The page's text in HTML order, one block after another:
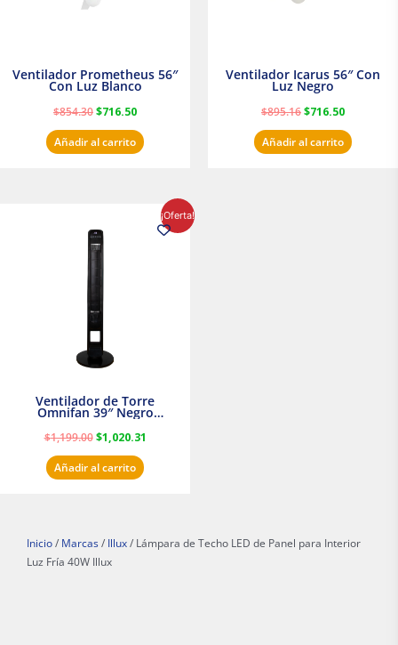
Ventilador Prometheus 56″
Con Luz Blanco
$854.30$716.50
Añadir al carrito
Ventilador Icarus 56″ Con
Luz Negro
$895.16$716.50
Añadir al carrito
¡Oferta!
Ventilador de Torre
Omnifan 39″ Negro
$1,199.00
original
era:
$1,020.31
precio
actual
Añadir al carrito
Inicio / Marcas / Illux / Lámpara de Techo LED de Panel para Interior
Luz Fría 40W Illux